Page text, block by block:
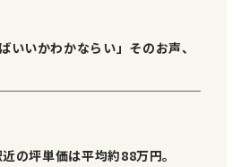
いいかわかならい」そのお声、
の坪単価は平均約88万円。